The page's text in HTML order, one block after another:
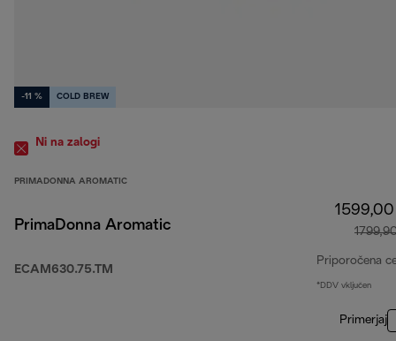
-11 % COLD BREW
Ni na zalogi
PRIMADONNA AROMATIC
PrimaDonna Aromatic
ECAM630.75.TM
Priporočena
*DDV vključen
Primerjaj